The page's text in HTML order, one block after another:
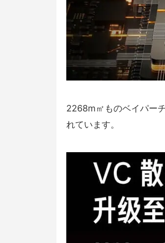
2268m㎡ものベイパー
れています。